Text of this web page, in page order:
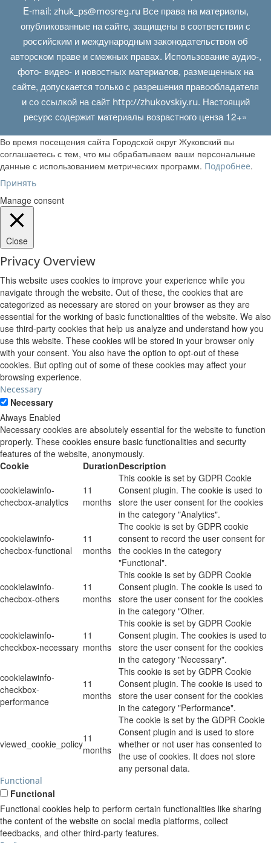
E‑mail: zhuk_ps@mosreg.ruВсе права на материалы,
опубликованные на сайте, защищены в соответствии с
российским и международным законодательством об
авторском праве и смежных правах. Использование аудио-,
фото- видео- и новостных материалов, размещенных на
сайте, допускается только с разрешения правообладателя
и со ссылкой на сайт http://zhukovskiy.ru. Настоящий
ресурс содержит материалы возрастного ценза 12+»
Во время посещения сайта Городской округ Жуковский вы
соглашаетесь с тем, что мы обрабатываем ваши персональные
данные с использованием метрических программ. Подробнее.
Принять
Manage consent
Close
Privacy Overview
This website uses cookies to improve your experience while you
navigate through the website. Out of these, the cookies that are
categorized as necessary are stored on your browser as they are
essential for the working of basic functionalities of the website. We also
use third-party cookies that help us analyze and understand how you
use this website. These cookies will be stored in your browser only
with your consent. You also have the option to opt-out of these
cookies. But opting out of some of these cookies may affect your
browsing experience.
Necessary
Necessary
Always Enabled
Necessary cookies are absolutely essential for the website to function
properly. These cookies ensure basic functionalities and security
features of the website, anonymously.
Cookie
DurationDescription
cookielawinfo-
checbox-analytics
11
months
This cookie is set by GDPR Cookie
Consent plugin. The cookie is used to
store the user consent for the cookies
in the category "Analytics".
cookielawinfo-
checbox-functional
11
months
The cookie is set by GDPR cookie
consent to record the user consent for
the cookies in the category
"Functional".
cookielawinfo-
checbox-others
11
months
This cookie is set by GDPR Cookie
Consent plugin. The cookie is used to
store the user consent for the cookies
in the category "Other.
cookielawinfo-
checkbox-necessary
11
months
This cookie is set by GDPR Cookie
Consent plugin. The cookies is used to
store the user consent for the cookies
in the category "Necessary".
cookielawinfo-
checkbox-
performance
11
months
This cookie is set by GDPR Cookie
Consent plugin. The cookie is used to
store the user consent for the cookies
in the category "Performance".
viewed_cookie_policy11
months
The cookie is set by the GDPR Cookie
Consent plugin and is used to store
whether or not user has consented to
the use of cookies. It does not store
any personal data.
Functional
Functional
Functional cookies help to perform certain functionalities like sharing
the content of the website on social media platforms, collect
feedbacks, and other third-party features.